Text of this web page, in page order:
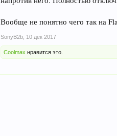
Вообще не понятно чего так на
SonyB2b 10 дек 2017
Coolmax нравится это.